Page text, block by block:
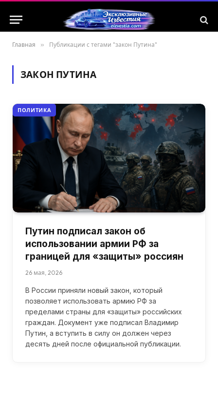
Главная » Публикации с тегами "закон Путина"
ЗАКОН ПУТИНА
ПОЛИТИКА
Путин подписал закон об
использовании армии РФ за
границей для «защиты» россиян
26 мая, 2026
В России приняли новый закон, который
позволяет использовать армию РФ за
пределами страны для «защиты» российских
граждан. Документ уже подписал Владимир
Путин, а вступить в силу он должен через
десять дней после официальной публикации.